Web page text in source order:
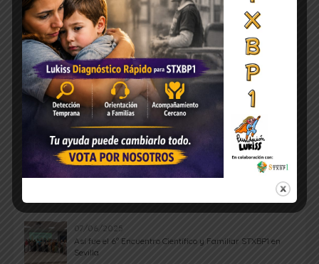
07/06/2025
Así fue el 6º Encuentro Científico y Familiar STXBP1 en
Sevilla